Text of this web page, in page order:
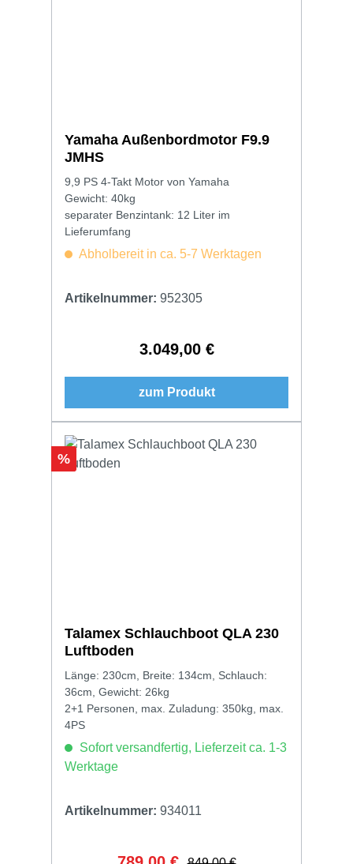
Yamaha Außenbordmotor F9.9
JMHS
9,9 PS 4-Takt Motor von Yamaha
Gewicht: 40kg
separater Benzintank: 12 Liter im
Lieferumfang
Abholbereit in ca. 5-7 Werktagen
Artikelnummer: 952305
Regulärer Preis:
3.049,00 €
zum Produkt
Rabatt
%
Talamex Schlauchboot QLA 230
Luftboden
Länge: 230cm, Breite: 134cm, Schlauch:
36cm, Gewicht: 26kg
2+1 Personen, max. Zuladung: 350kg, max.
4PS
Sofort versandfertig, Lieferzeit ca. 1-3
Werktage
Artikelnummer: 934011
Regulärer Preis: